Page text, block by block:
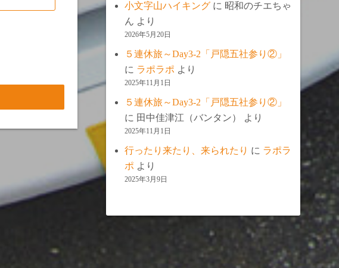
小文字山ハイキング に 昭和のチエちゃ
ん より
2026年5月20日
５連休旅～Day3-2「戸隠五社参り②」
に ラポラポ より
2025年11月1日
５連休旅～Day3-2「戸隠五社参り②」
に 田中佳津江（バンタン） より
2025年11月1日
行ったり来たり、来られたり に ラポラ
ポ より
2025年3月9日